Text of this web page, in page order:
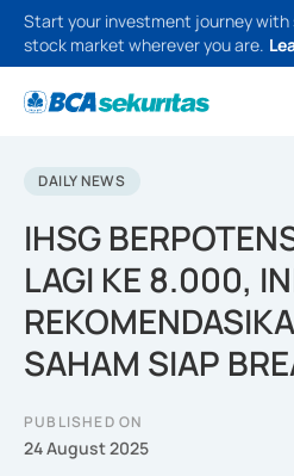
Start your investment journey
stock market wherever you are.
DAILY NEWS
IHSG
LAGI KE 8.000,
SAHAM SIAP
PUBLISHED ON
24 August 2025